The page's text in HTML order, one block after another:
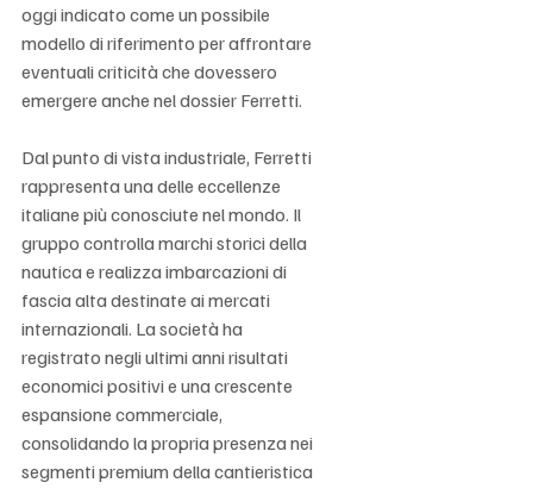
oggi indicato come un possibile
modello di riferimento per affrontare
eventuali criticità che dovessero
emergere anche nel dossier Ferretti.
Dal punto di vista industriale, Ferretti
rappresenta una delle eccellenze
italiane più conosciute nel mondo. Il
gruppo controlla marchi storici della
nautica e realizza imbarcazioni di
fascia alta destinate ai mercati
internazionali. La società ha
registrato negli ultimi anni risultati
economici positivi e una crescente
espansione commerciale,
consolidando la propria presenza nei
segmenti premium della cantieristica